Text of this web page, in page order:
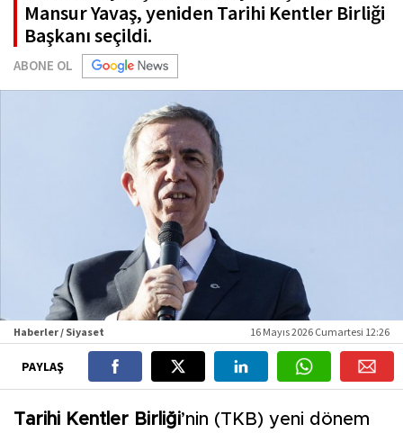
Mansur Yavaş, yeniden Tarihi Kentler Birliği
Başkanı seçildi.
ABONE OL
Haberler / Siyaset 16 Mayıs 2026 Cumartesi 12:26
PAYLAŞ
Tarihi Kentler Birliği’nin (TKB) yeni dönem